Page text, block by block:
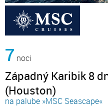
7 noci
Západný Karibik 8
(Houston)
na palube »MSC Seascape«